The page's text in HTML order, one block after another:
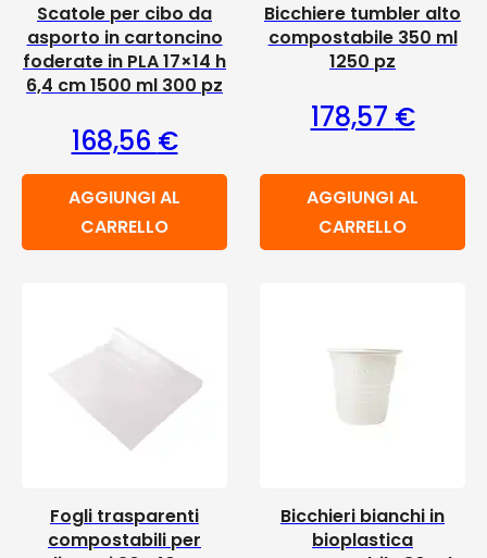
Scatole per cibo da
asporto in cartoncino
foderate in PLA 17×14 h
6,4 cm 1500 ml 300 pz
168,56 €
AGGIUNGI AL
CARRELLO
Bicchiere tumbler alto
compostabile 350 ml
1250 pz
178,57 €
AGGIUNGI AL
CARRELLO
Fogli trasparenti
compostabili per
Bicchieri bianchi in
bioplastica